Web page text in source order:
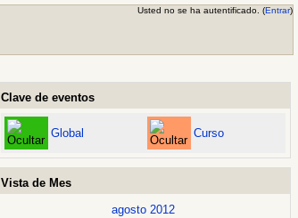
Usted no se ha autentificado. (Entrar)
Clave de eventos
Global Curso
Vista de Mes
agosto 2012